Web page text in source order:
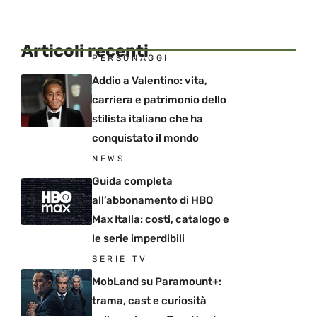
Articoli recenti
PERSONAGGI
Addio a Valentino: vita,
carriera e patrimonio dello
stilista italiano che ha
conquistato il mondo
NEWS
Guida completa
all’abbonamento di HBO
Max Italia: costi, catalogo e
le serie imperdibili
SERIE TV
MobLand su Paramount+:
trama, cast e curiosità